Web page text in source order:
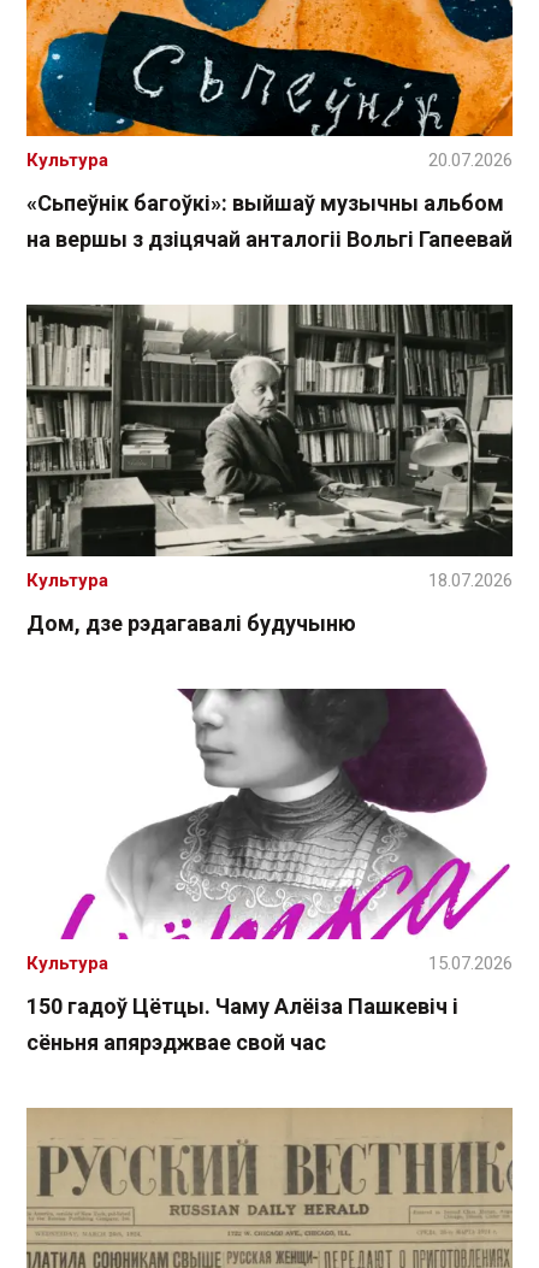
«Сьпеўнік багоўкі»: выйшаў музычны альбом
на вершы з дзіцячай анталогіі Вольгі Гапеевай
Культура 20.07.2026
Дом, дзе рэдагавалі будучыню
Культура 18.07.2026
150 гадоў Цётцы. Чаму Алёіза Пашкевіч і
сёньня апярэджвае свой час
Культура 15.07.2026